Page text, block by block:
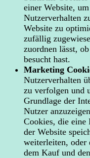
einer Website,
Nutzerverhalten
Website zu
zufällig
zuordnen lässt,
besucht hast.
Marketing
Nutzerverhalten
zu verfolgen und
Grundlage der
Nutzer
Cookies, die
der Website
weiterleiten, oder
dem Kauf und